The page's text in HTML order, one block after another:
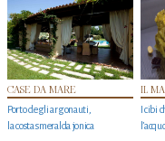
CASE DA MARE
Porto degli argonauti,
la costa smeralda jonica
IL
I cibi